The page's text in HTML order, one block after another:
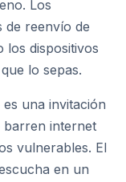
Los
de reenvío de
los dispositivos
lo sepas.
una invitación
barren internet
vulnerables. El
en un